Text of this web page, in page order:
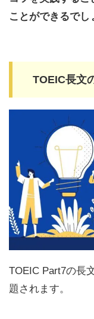
ことができるでし
TOEIC長文
TOEIC Part7の長
題されます。